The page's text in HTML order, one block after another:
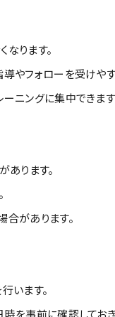
ります。
やフォローを受けや
ニングに集中できます
あります。
があります。
います。
を事前に確認しておき